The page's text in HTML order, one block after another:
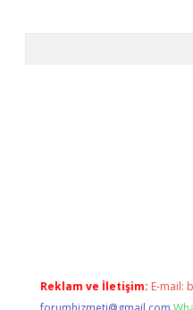
Reklam ve İletişim: E-mail: